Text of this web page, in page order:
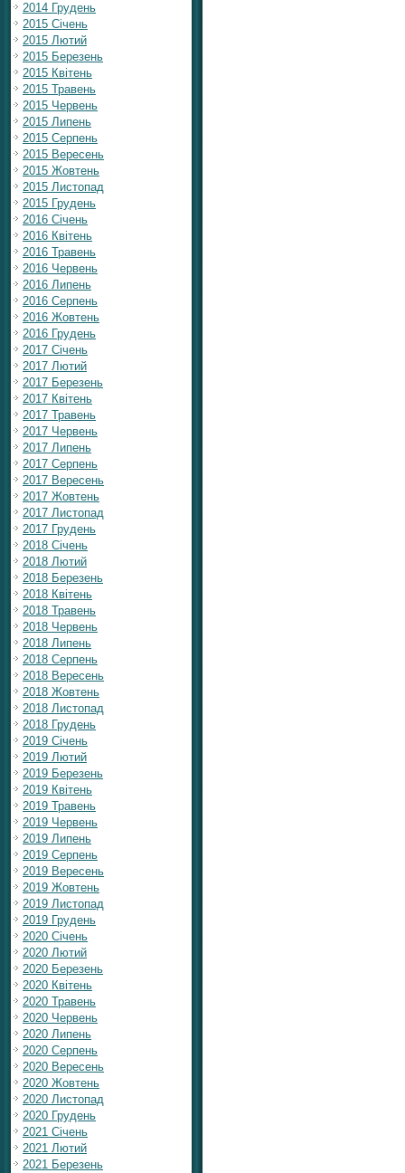
2014 Грудень
2015 Січень
2015 Лютий
2015 Березень
2015 Квітень
2015 Травень
2015 Червень
2015 Липень
2015 Серпень
2015 Вересень
2015 Жовтень
2015 Листопад
2015 Грудень
2016 Січень
2016 Квітень
2016 Травень
2016 Червень
2016 Липень
2016 Серпень
2016 Жовтень
2016 Грудень
2017 Січень
2017 Лютий
2017 Березень
2017 Квітень
2017 Травень
2017 Червень
2017 Липень
2017 Серпень
2017 Вересень
2017 Жовтень
2017 Листопад
2017 Грудень
2018 Січень
2018 Лютий
2018 Березень
2018 Квітень
2018 Травень
2018 Червень
2018 Липень
2018 Серпень
2018 Вересень
2018 Жовтень
2018 Листопад
2018 Грудень
2019 Січень
2019 Лютий
2019 Березень
2019 Квітень
2019 Травень
2019 Червень
2019 Липень
2019 Серпень
2019 Вересень
2019 Жовтень
2019 Листопад
2019 Грудень
2020 Січень
2020 Лютий
2020 Березень
2020 Квітень
2020 Травень
2020 Червень
2020 Липень
2020 Серпень
2020 Вересень
2020 Жовтень
2020 Листопад
2020 Грудень
2021 Січень
2021 Лютий
2021 Березень